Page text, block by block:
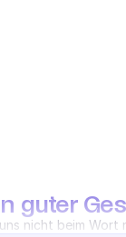
guter
nicht beim Wort